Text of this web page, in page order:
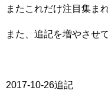
またこれだけ注目集ま
また、追記を増やさせ
2017-10-26追記